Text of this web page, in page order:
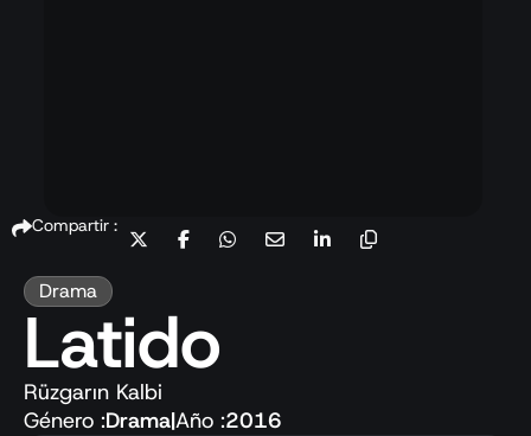
Compartir :
Drama
Latido
Rüzgarın Kalbi
Género :Drama|Año :2016